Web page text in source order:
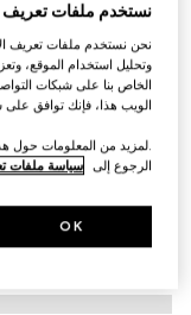
قلادة Gucci Diamante بدلاية
SAR 2,250
نستخدم ملفات تعريف
نحن نستخدم ملفات تعريف
وتحليل استخدام الموقع،
الخاص بنا على شبكات
الويب هذا، فإنك توافق
.لمزيد من المعلومات حول
الرجوع إلى سياسة ملفات
OK